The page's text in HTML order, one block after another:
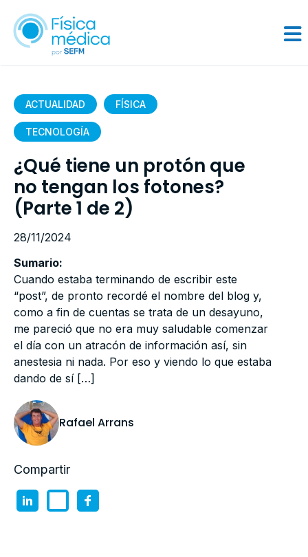
ACTUALIDAD FÍSICA
TECNOLOGÍA
¿Qué tiene un protón que
no tengan los fotones?
(Parte 1 de 2)
28/11/2024
Sumario:
Cuando estaba terminando de escribir este
“post”, de pronto recordé el nombre del blog y,
como a fin de cuentas se trata de un desayuno,
me pareció que no era muy saludable comenzar
el día con un atracón de información así, sin
anestesia ni nada. Por eso y viendo lo que estaba
dando de sí […]
Rafael Arrans
Compartir